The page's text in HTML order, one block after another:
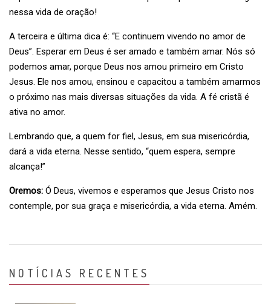
nessa vida de oração!
A terceira e última dica é: “E continuem vivendo no amor de
Deus”. Esperar em Deus é ser amado e também amar. Nós só
podemos amar, porque Deus nos amou primeiro em Cristo
Jesus. Ele nos amou, ensinou e capacitou a também amarmos
o próximo nas mais diversas situações da vida. A fé cristã é
ativa no amor.
Lembrando que, a quem for fiel, Jesus, em sua misericórdia,
dará a vida eterna. Nesse sentido, “quem espera, sempre
alcança!”
Oremos: Ó Deus, vivemos e esperamos que Jesus Cristo nos
contemple, por sua graça e misericórdia, a vida eterna. Amém.
NOTÍCIAS RECENTES